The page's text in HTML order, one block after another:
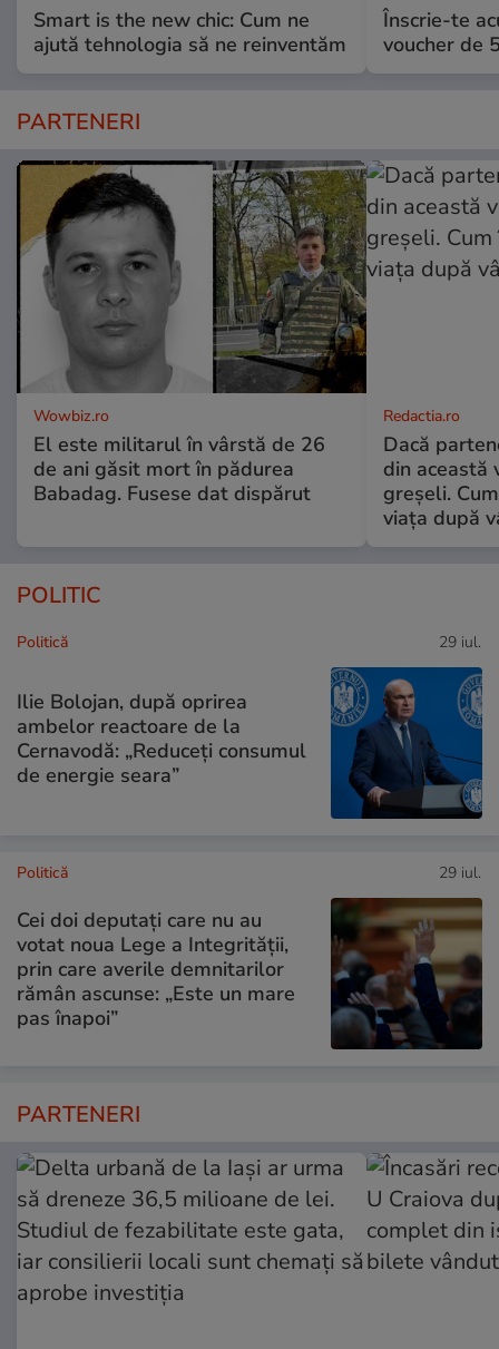
Smart is the new chic: Cum ne
ajută tehnologia să ne reinventăm
Înscrie-te
voucher de
PARTENERI
Wowbiz.ro
El este militarul în vârstă de 26
de ani găsit mort în pădurea
Babadag. Fusese dat dispărut
Redactia.ro
Dacă
din această
greșeli.
viața după
POLITIC
Politică 29 iul.
Ilie Bolojan, după oprirea
ambelor reactoare de la
Cernavodă: „Reduceți consumul
de energie seara”
Politică 29 iul.
Cei doi deputați care nu au
votat noua Lege a Integrității,
prin care averile demnitarilor
rămân ascunse: „Este un mare
pas înapoi”
PARTENERI